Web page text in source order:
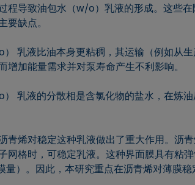
程导致油包水（w/o）乳液的形成。这些
要缺点。
乳液比油本身更粘稠，其运输（例如从
增加能量需求并对泵寿命产生不利影响。
乳液的分散相是含氯化物的盐水，在炼
青烯对稳定这种乳液做出了重大作用。沥
网格时，可稳定乳液。这种界面膜具有粘
量）。因此，本研究重点在沥青烯对薄膜稳